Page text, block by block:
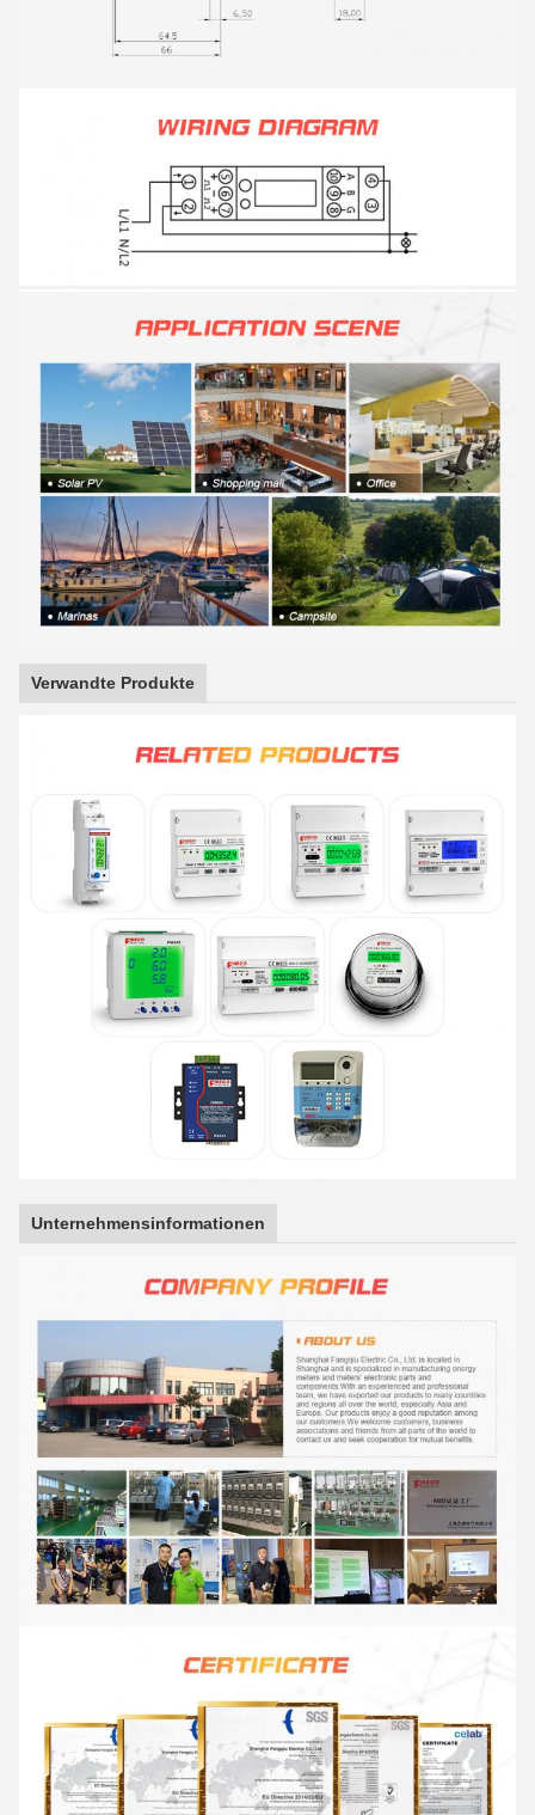
Verwandte Produkte
Unternehmensinformationen